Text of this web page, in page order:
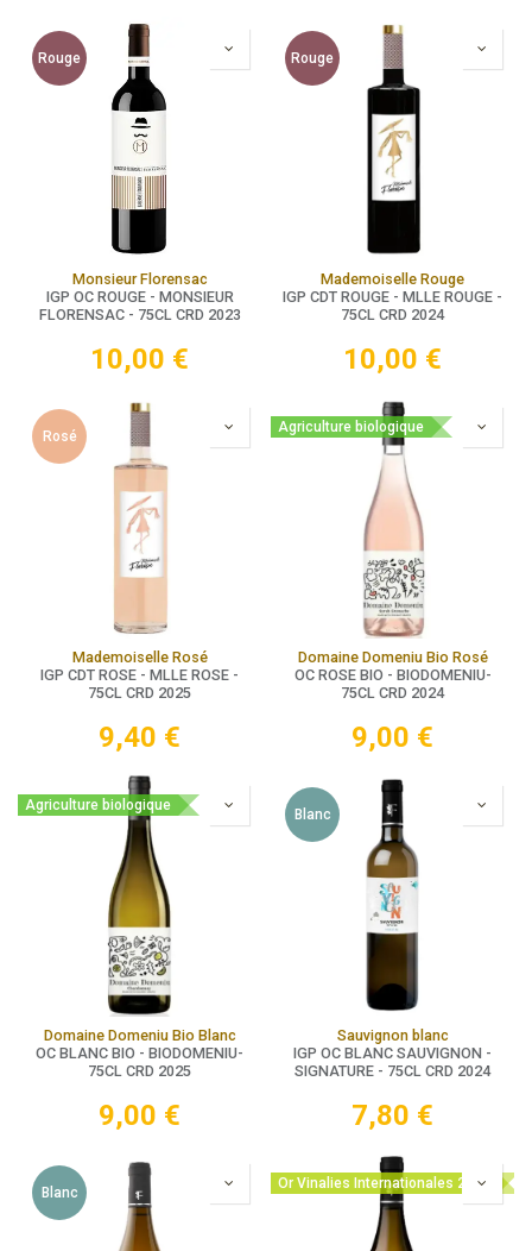
Rouge
Monsieur Florensac
IGP OC ROUGE - MONSIEUR
FLORENSAC - 75CL CRD 2023
10,00 €
Rouge
Mademoiselle Rouge
IGP CDT ROUGE - MLLE ROUGE -
75CL CRD 2024
10,00 €
Rosé
Mademoiselle Rosé
IGP CDT ROSE - MLLE ROSE -
75CL CRD 2025
9,40 €
Agriculture biologique
Domaine Domeniu Bio Rosé
OC ROSE BIO - BIODOMENIU-
75CL CRD 2024
9,00 €
Agriculture biologique
Domaine Domeniu Bio Blanc
OC BLANC BIO - BIODOMENIU-
75CL CRD 2025
9,00 €
Blanc
Sauvignon blanc
IGP OC BLANC SAUVIGNON -
SIGNATURE - 75CL CRD 2024
7,80 €
Blanc
Or Vinalies Internationales 2025